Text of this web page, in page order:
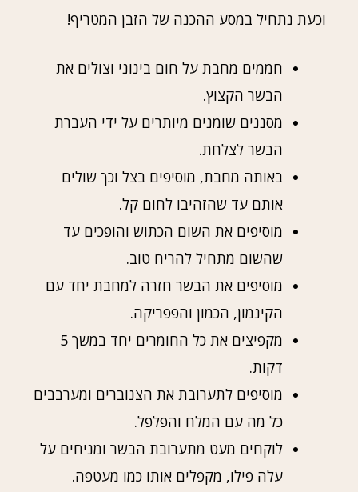
וכעת נתחיל במסע ההכנה של הזבן המטריף!
חממים מחבת על חום בינוני וצולים את
הבשר הקצוץ.
מסננים שומנים מיותרים על ידי העברת
הבשר לצלחת.
באותה מחבת, מוסיפים בצל וכך שולים
אותם עד שהזהיבו לחום קל.
מוסיפים את השום הכתוש והופכים עד
שהשום מתחיל להריח טוב.
מוסיפים את הבשר חזרה למחבת יחד עם
הקינמון, הכמון והפפריקה.
מקפיצים את כל החומרים יחד במשך 5
דקות.
מוסיפים לתערובת את הצנוברים ומערבבים
כל מה עם המלח והפלפל.
לוקחים מעט מתערובת הבשר ומניחים על
עלה פילו, מקפלים אותו כמו מעטפה.